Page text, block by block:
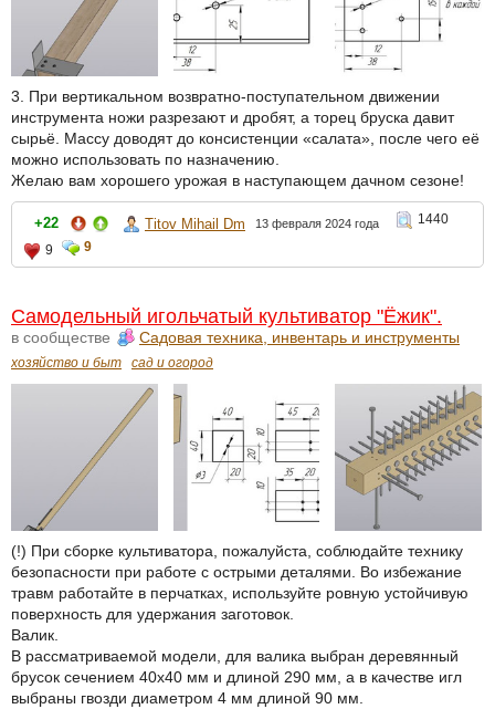
3. При вертикальном возвратно-поступательном движении
инструмента ножи разрезают и дробят, а торец бруска давит
сырьё. Массу доводят до консистенции «салата», после чего её
можно использовать по назначению.
Желаю вам хорошего урожая в наступающем дачном сезоне!
+22 Titov Mihail Dm 13 февраля 2024 года
1440
9
9
Самодельный игольчатый культиватор "Ёжик".
в сообществе Садовая техника, инвентарь и инструменты
хозяйство и быт сад и огород
(!) При сборке культиватора, пожалуйста, соблюдайте технику
безопасности при работе с острыми деталями. Во избежание
травм работайте в перчатках, используйте ровную устойчивую
поверхность для удержания заготовок.
Валик.
В рассматриваемой модели, для валика выбран деревянный
брусок сечением 40х40 мм и длиной 290 мм, а в качестве игл
выбраны гвозди диаметром 4 мм длиной 90 мм.